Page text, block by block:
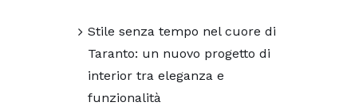
Stile senza tempo nel cuore di
Taranto: un nuovo progetto di
interior tra eleganza e
funzionalità